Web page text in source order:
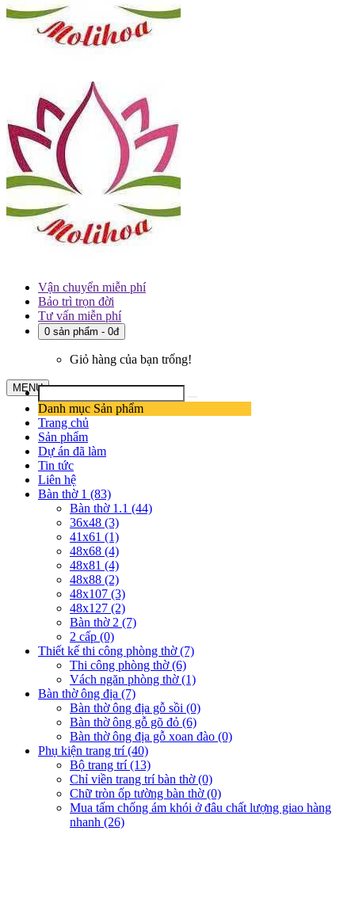
Vận chuyển miễn phí
Bảo trì trọn đời
Tư vấn miễn phí
0 sản phẩm - 0đ
Giỏ hàng của bạn trống!
MENU
Danh mục Sản phẩm
Trang chủ
Sản phẩm
Dự án đã làm
Tin tức
Liên hệ
Bàn thờ 1 (83)
Bàn thờ 1.1 (44)
36x48 (3)
41x61 (1)
48x68 (4)
48x81 (4)
48x88 (2)
48x107 (3)
48x127 (2)
Bàn thờ 2 (7)
2 cấp (0)
Thiết kế thi công phòng thờ (7)
Thi công phòng thờ (6)
Vách ngăn phòng thờ (1)
Bàn thờ ông địa (7)
Bàn thờ ông địa gỗ sồi (0)
Bàn thờ ông gỗ gõ đỏ (6)
Bàn thờ ông địa gỗ xoan đào (0)
Phụ kiện trang trí (40)
Bộ trang trí (13)
Chỉ viền trang trí bàn thờ (0)
Chữ tròn ốp tường bàn thờ (0)
Mua tấm chống ám khói ở đâu chất lượng giao hàng
nhanh (26)